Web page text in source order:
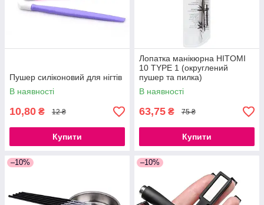
Пушер силіконовий для нігтів
В наявності
10,80 ₴ 12 ₴
Купити
Лопатка манікюрна HITOMI
10 TYPE 1 (округлений
пушер та пилка)
В наявності
63,75 ₴ 75 ₴
Купити
–10% –10%